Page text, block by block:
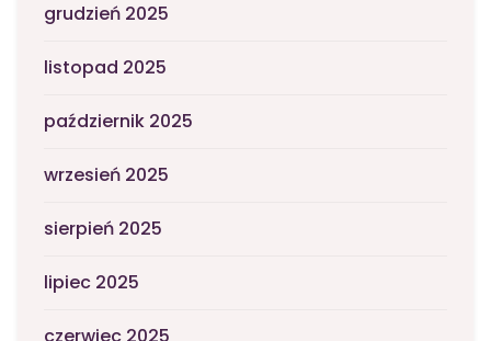
grudzień 2025
listopad 2025
październik 2025
wrzesień 2025
sierpień 2025
lipiec 2025